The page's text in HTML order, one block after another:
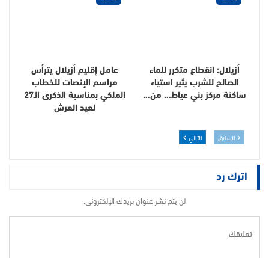
أزيلال: انقطاع متكرر للماء
الصالح للشرب يثير استياء
ساكنة مركز بني عياط… من…
عامل إقليم أزيلال يترأس
مراسم الإنصات للخطاب
الملكي بمناسبة الذكرى الـ27
لعيد العرش
السابق التالي
اترك رد
لن يتم نشر عنوان بريدك الإلكتروني.